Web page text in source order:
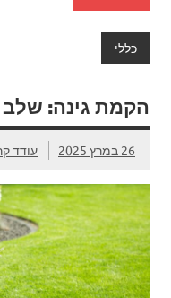
כללי
הקמת גינה:
26 במרץ 2025 עודד